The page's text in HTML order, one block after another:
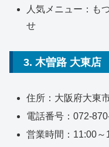
人気メニュー：も
せ
3. 木曽路 大東店
住所：大阪府大東
電話番号：072-
営業時間：11:00